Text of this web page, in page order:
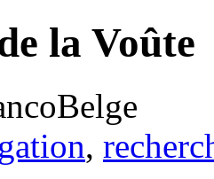
la Voûte
,